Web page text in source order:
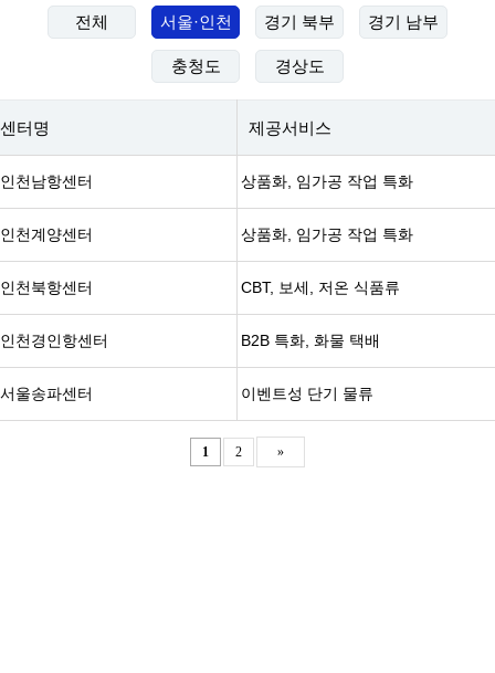
전체 서울·인천 경기 북부 경기 남부
충청도 경상도
센터명 제공서비스
인천남항센터 상품화, 임가공 작업 특화
인천계양센터 상품화, 임가공 작업 특화
인천북항센터 CBT, 보세, 저온 식품류
인천경인항센터 B2B 특화, 화물 택배
서울송파센터 이벤트성 단기 물류
1 2 »